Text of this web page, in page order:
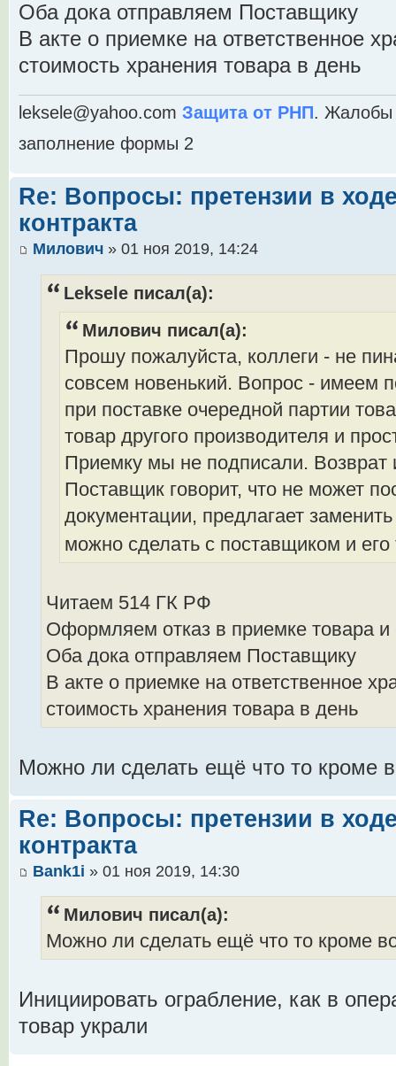
Оба дока отправляем Поставщику
В акте о приемке на ответственное
стоимость хранения товара в день
leksele@yahoo.com Защита от РНП. Жалобы
заполнение формы 2
Re: Вопросы: претензии в
контракта
Милович » 01 ноя 2019, 14:24
Leksele писал(а):
Милович писал(а):
Прошу пожалуйста, коллеги - не
совсем новенький. Вопрос - имеем
при поставке очередной партии
товар другого производителя и
Приемку мы не подписали. Возврат
Поставщик говорит, что не может
документации, предлагает
можно сделать с поставщиком и
Читаем 514 ГК РФ
Оформляем отказ в приемке товара и
Оба дока отправляем Поставщику
В акте о приемке на ответственное
стоимость хранения товара в день
Можно ли сделать ещё что то кроме
Re: Вопросы: претензии в
контракта
Bank1i » 01 ноя 2019, 14:30
Милович писал(а):
Можно ли сделать ещё что то кроме
Инициировать ограбление, как в
товар украли